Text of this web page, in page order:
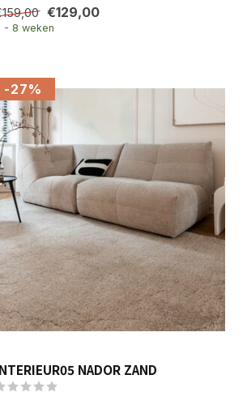
€129,00
- 8 weken
-27%
NADOR ZAND